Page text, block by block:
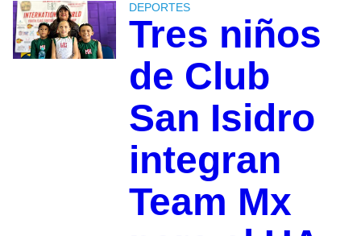
DEPORTES
Tres niños
de Club
San Isidro
integran
Team Mx